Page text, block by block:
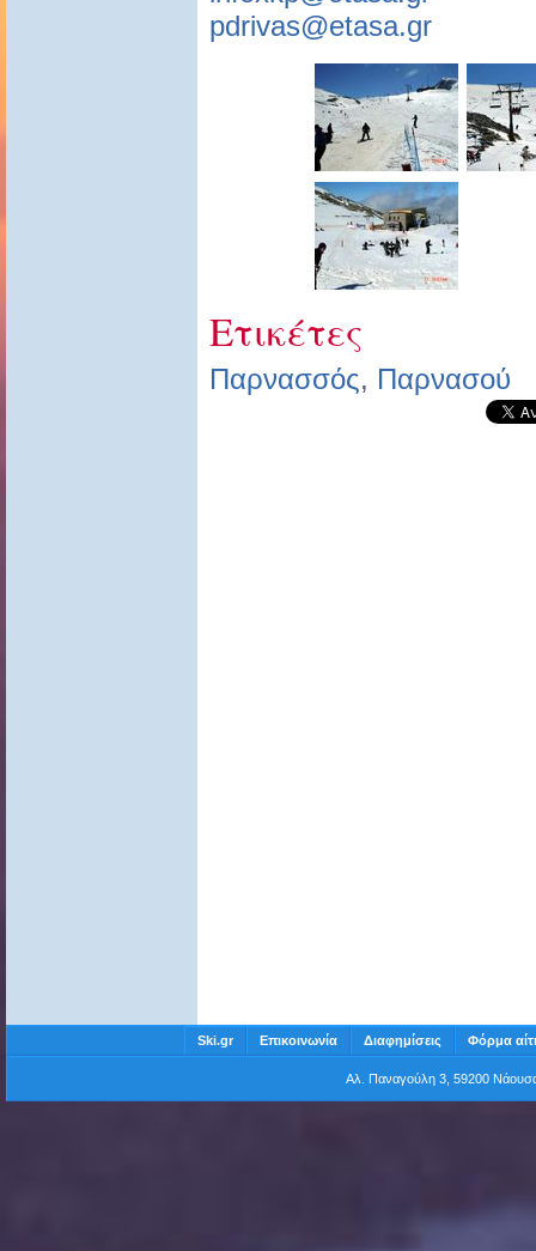
pdrivas@etasa.gr
Ετικέτες
Παρνασσός, Παρνασού
Ski.gr Επικοινωνία Διαφημίσεις Φόρμα
Αλ. Παναγούλη 3, 59200